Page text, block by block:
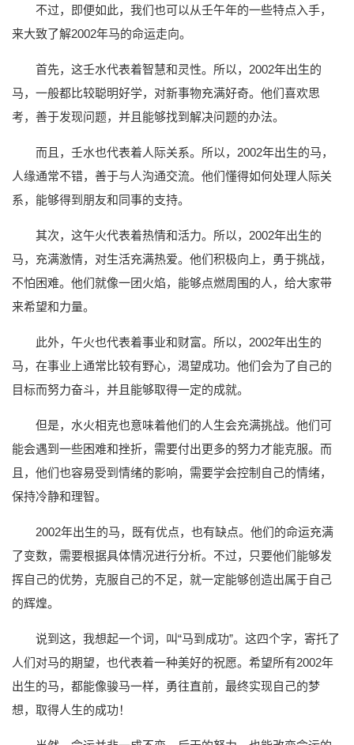
不过，即便如此，我们也可以从壬午年的一些特点入手，
来大致了解2002年马的命运走向。
首先，这壬水代表着智慧和灵性。所以，2002年出生的
马，一般都比较聪明好学，对新事物充满好奇。他们喜欢思
考，善于发现问题，并且能够找到解决问题的办法。
而且，壬水也代表着人际关系。所以，2002年出生的马，
人缘通常不错，善于与人沟通交流。他们懂得如何处理人际关
系，能够得到朋友和同事的支持。
其次，这午火代表着热情和活力。所以，2002年出生的
马，充满激情，对生活充满热爱。他们积极向上，勇于挑战，
不怕困难。他们就像一团火焰，能够点燃周围的人，给大家带
来希望和力量。
此外，午火也代表着事业和财富。所以，2002年出生的
马，在事业上通常比较有野心，渴望成功。他们会为了自己的
目标而努力奋斗，并且能够取得一定的成就。
但是，水火相克也意味着他们的人生会充满挑战。他们可
能会遇到一些困难和挫折，需要付出更多的努力才能克服。而
且，他们也容易受到情绪的影响，需要学会控制自己的情绪，
保持冷静和理智。
2002年出生的马，既有优点，也有缺点。他们的命运充满
了变数，需要根据具体情况进行分析。不过，只要他们能够发
挥自己的优势，克服自己的不足，就一定能够创造出属于自己
的辉煌。
说到这，我想起一个词，叫“马到成功”。这四个字，寄托了
人们对马的期望，也代表着一种美好的祝愿。希望所有2002年
出生的马，都能像骏马一样，勇往直前，最终实现自己的梦
想，取得人生的成功！